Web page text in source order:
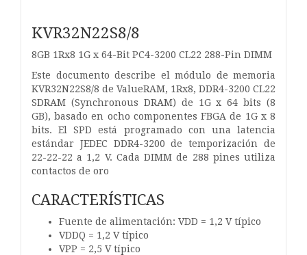
KVR32N22S8/8
8GB 1Rx8 1G x 64-Bit PC4-3200 CL22 288-Pin DIMM
Este documento describe el módulo de memoria
KVR32N22S8/8 de ValueRAM, 1Rx8, DDR4-3200 CL22
SDRAM (Synchronous DRAM) de 1G x 64 bits (8
GB), basado en ocho componentes FBGA de 1G x 8
bits. El SPD está programado con una latencia
estándar JEDEC DDR4-3200 de temporización de
22-22-22 a 1,2 V. Cada DIMM de 288 pines utiliza
contactos de oro
CARACTERÍSTICAS
Fuente de alimentación: VDD = 1,2 V típico
VDDQ = 1,2 V típico
VPP = 2,5 V típico